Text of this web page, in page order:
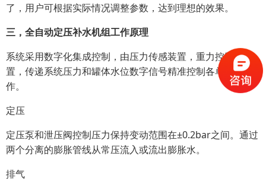
了，用户可根据实际情况调整参数，达到理想的效果。
三，全自动定压补水机组工作原理
系统采用数字化集成控制，由压力传感装置，重力控制装
置，传递系统压力和罐体水位数字信号精准控制各单元的运
作。
定压
定压泵和泄压阀控制压力保持变动范围在±0.2bar之间。通过
两个分离的膨胀管线从常压流入或流出膨胀水。
排气